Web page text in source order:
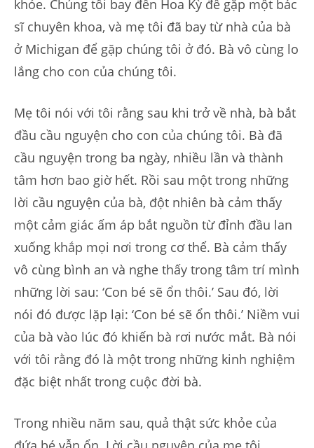
khỏe. Chúng tôi bay đến Hoa Kỳ để gặp một bác
sĩ chuyên khoa, và mẹ tôi đã bay từ nhà của bà
ở Michigan để gặp chúng tôi ở đó. Bà vô cùng lo
lắng cho con của chúng tôi.
Mẹ tôi nói với tôi rằng sau khi trở về nhà, bà bắt
đầu cầu nguyện cho con của chúng tôi. Bà đã
cầu nguyện trong ba ngày, nhiều lần và thành
tâm hơn bao giờ hết. Rồi sau một trong những
lời cầu nguyện của bà, đột nhiên bà cảm thấy
một cảm giác ấm áp bắt nguồn từ đỉnh đầu lan
xuống khắp mọi nơi trong cơ thể. Bà cảm thấy
vô cùng bình an và nghe thấy trong tâm trí mình
những lời sau: ‘Con bé sẽ ổn thôi.’ Sau đó, lời
nói đó được lặp lại: ‘Con bé sẽ ổn thôi.’ Niềm vui
của bà vào lúc đó khiến bà rơi nước mắt. Bà nói
với tôi rằng đó là một trong những kinh nghiệm
đặc biệt nhất trong cuộc đời bà.
Trong nhiều năm sau, quả thật sức khỏe của